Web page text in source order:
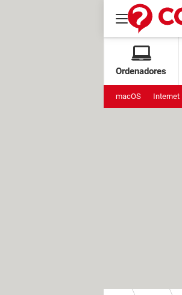
Ordenadores
macOS Internet